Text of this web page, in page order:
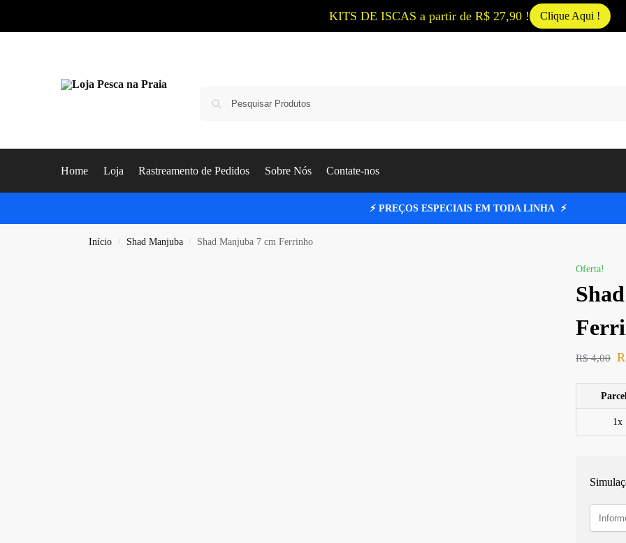
KITS DE ISCAS a partir de R$ 27,90 ! Clique Aqui !
Home Loja Rastreamento de Pedidos Sobre Nós Contate-nos
⚡ PREÇOS ESPECIAIS EM TODA LINHA ⚡
Início / Shad Manjuba / Shad Manjuba 7 cm Ferrinho
Oferta!
R$4,00
1x